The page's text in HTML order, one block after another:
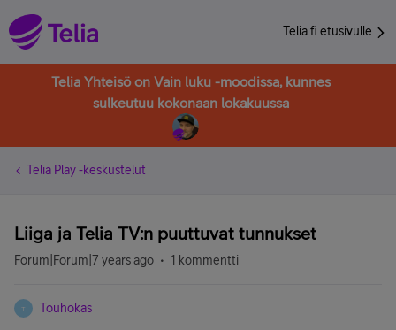
Telia.fi etusivulle
Telia Yhteisö on Vain luku -moodissa, kunnes
sulkeutuu kokonaan lokakuussa
Telia Play -keskustelut
Liiga ja Telia TV:n puuttuvat tunnukset
Forum|Forum|7 years ago 1 kommentti
T Touhokas